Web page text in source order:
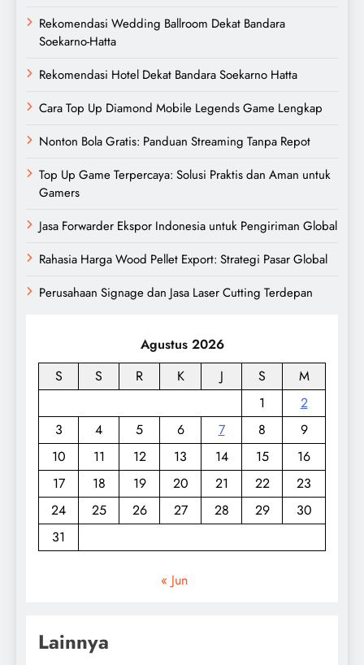
Rekomendasi Wedding Ballroom Dekat Bandara
Soekarno-Hatta
Rekomendasi Hotel Dekat Bandara Soekarno Hatta
Cara Top Up Diamond Mobile Legends Game Lengkap
Nonton Bola Gratis: Panduan Streaming Tanpa Repot
Top Up Game Terpercaya: Solusi Praktis dan Aman untuk
Gamers
Jasa Forwarder Ekspor Indonesia untuk Pengiriman Global
Rahasia Harga Wood Pellet Export: Strategi Pasar Global
Perusahaan Signage dan Jasa Laser Cutting Terdepan
Agustus 2026
S
S R K J S
M
1
2
3
4 5 6 7 8
9
10
11 12 13 14 15
16
17
18 19 20 21 22
23
24
25 26 27 28 29
30
31
« Jun
Lainnya